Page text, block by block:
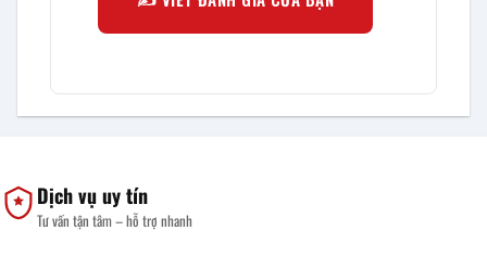
Dịch vụ uy tín
Tư vấn tận tâm – hỗ trợ nhanh